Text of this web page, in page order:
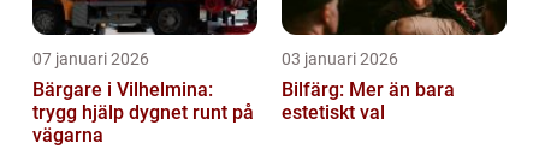
07 januari 2026
Bärgare i Vilhelmina:
trygg hjälp dygnet runt på
vägarna
03 januari 2026
Bilfärg: Mer än bara
estetiskt val